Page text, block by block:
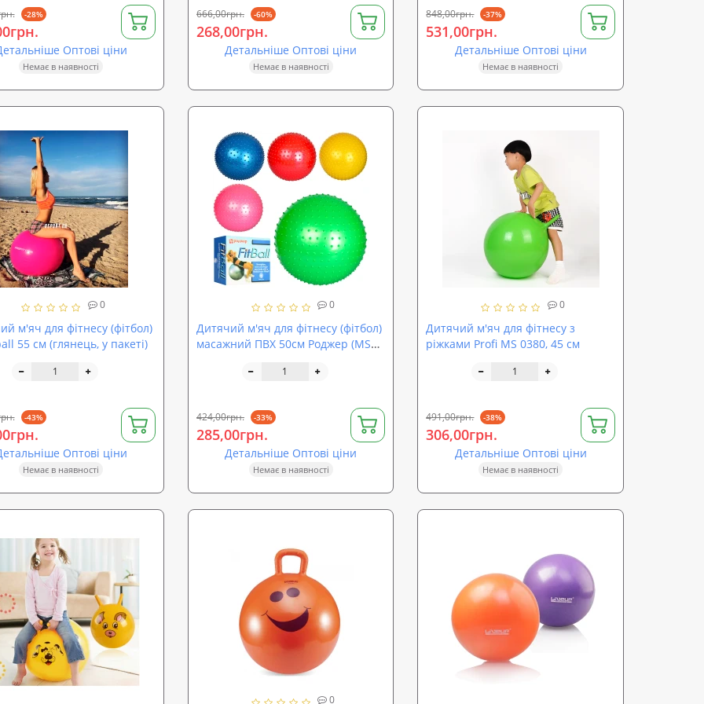
-28%
Оптові ціни
Немає в наявності
666,00грн. -60%
268,00грн.
Детальніше Оптові ціни
Немає в наявності
848,00грн. -37%
531,00грн.
Детальніше Оптові ціни
Немає в наявності
0
м'яч для фітнесу (фітбол)
55 см (глянець, у пакеті)
-43%
Оптові ціни
Немає в наявності
0
Дитячий м'яч для фітнесу (фітбол)
масажний ПВХ 50см Роджер (MS
424,00грн. -33%
285,00грн.
Детальніше Оптові ціни
Немає в наявності
0
Дитячий м'яч для фітнесу з
ріжками Profi MS 0380, 45 см
491,00грн. -38%
306,00грн.
Детальніше Оптові ціни
Немає в наявності
0